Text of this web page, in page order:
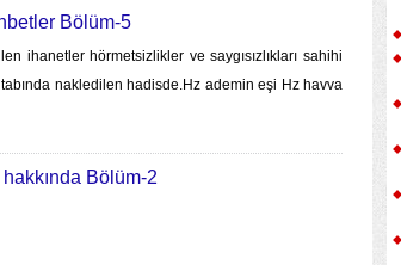
Bölüm-5
ihanetler hörmetsizlikler ve saygısızlıkları sahihi
nakledilen hadisde.Hz ademin eşi Hz havva
Bölüm-2